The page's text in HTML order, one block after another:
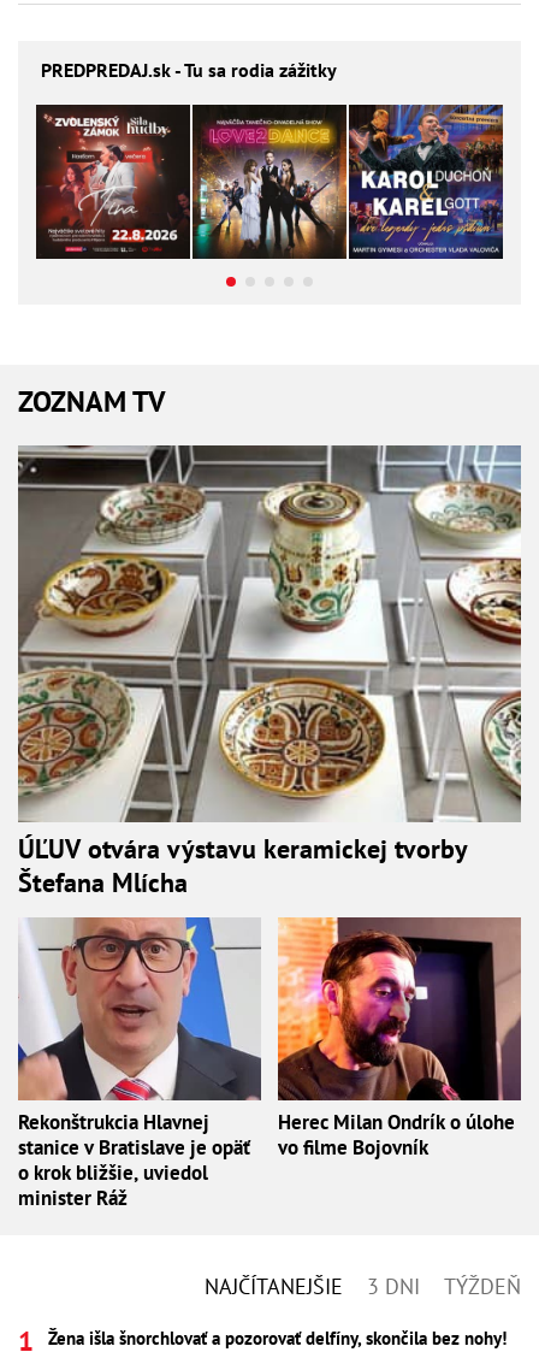
PREDPREDAJ.sk - Tu sa rodia zážitky
ZOZNAM TV
ÚĽUV otvára výstavu keramickej tvorby
Štefana Mlícha
Rekonštrukcia Hlavnej
stanice v Bratislave je opäť
o krok bližšie, uviedol
minister Ráž
Herec Milan Ondrík o úlohe
vo filme Bojovník
NAJČÍTANEJŠIE 3 DNI TÝŽDEŇ
Žena išla šnorchlovať a pozorovať delfíny, skončila bez nohy!